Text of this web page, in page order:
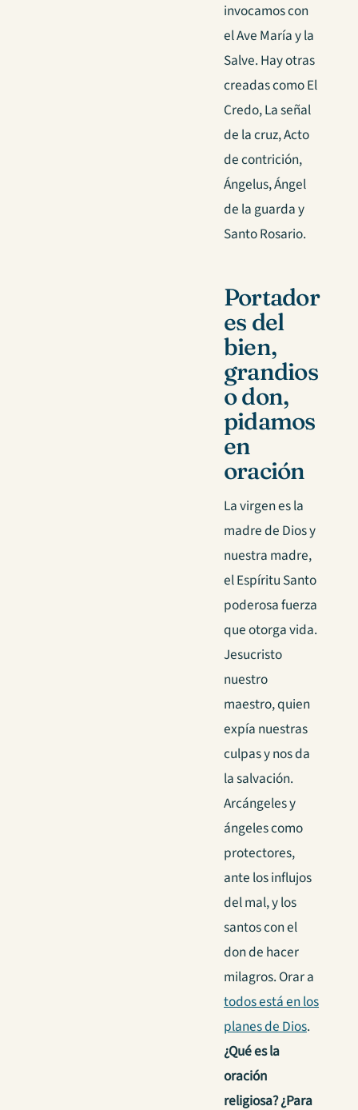
invocamos con
el Ave María y la
Salve. Hay otras
creadas como El
Credo, La señal
de la cruz, Acto
de contrición,
Ángelus, Ángel
de la guarda y
Santo Rosario.
Portador
es del
bien,
grandios
o don,
pidamos
en
oración
La virgen es la
madre de Dios y
nuestra madre,
el Espíritu Santo
poderosa fuerza
que otorga vida.
Jesucristo
nuestro
maestro, quien
expía nuestras
culpas y nos da
la salvación.
Arcángeles y
ángeles como
protectores,
ante los influjos
del mal, y los
santos con el
don de hacer
milagros. Orar a
todos está en los
planes de Dios.
¿Qué es la
oración
religiosa? ¿Para